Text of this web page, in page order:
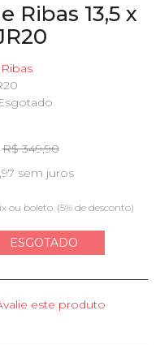
Ribas 13,5 x
R$ 349,90
sem juros
ou boleto. (5% de desconto)
ESGOTADO
este produto